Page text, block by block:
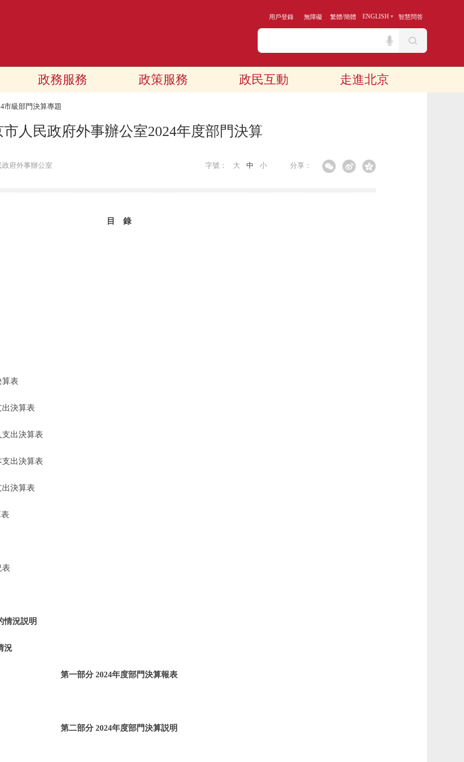
用戶登錄 無障礙 繁體/簡體 ENGLISH 智慧問答
政務服務 政策服務 政民互動 走進北京
市級部門決算專題
市人民政府外事辦公室2024年度部門決算
府外事辦公室 分享：
字號： 大 中 小
目 錄
表
決算表
出決算表
出決算表
決算表
況説明
況
第一部分 2024年度部門決算報表
第二部分 2024年度部門決算説明